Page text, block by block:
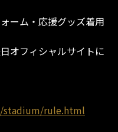
ーム・応援グッズ着用
オフィシャルサイトに
stadium/rule.html